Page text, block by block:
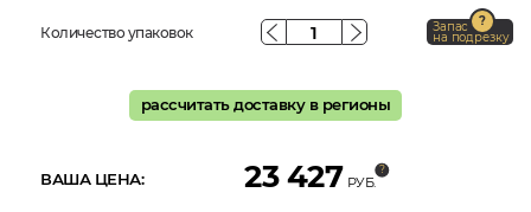
Количество упаковок Запас
на подрезку
рассчитать доставку в регионы
ВАША ЦЕНА: 23 427 РУБ.